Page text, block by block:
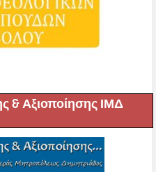
& Αξιοποίησης ΙΜΔ